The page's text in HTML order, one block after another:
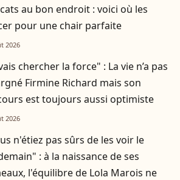
au bon endroit : voici où les
pour une chair parfaite
2026
chercher la force" : La vie n’a pas
Firmine Richard mais son
est toujours aussi optimiste
2026
n'étiez pas sûrs de les voir le
: à la naissance de ses
l'équilibre de Lola Marois ne